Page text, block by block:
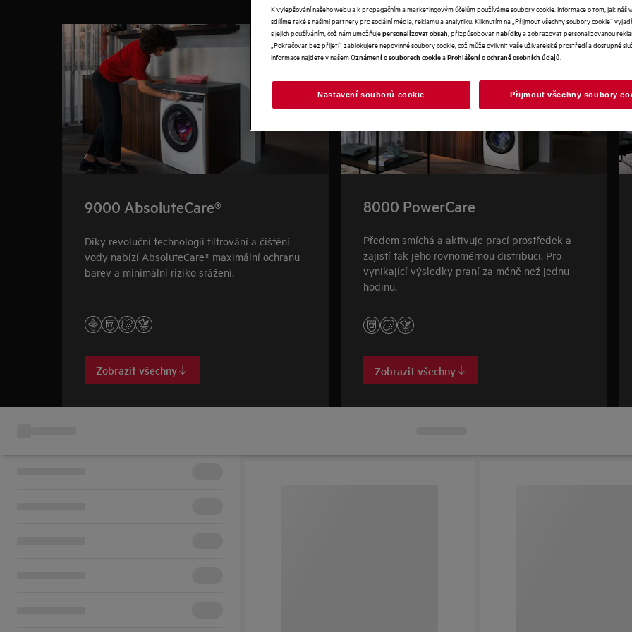
9000 AbsoluteCare®
Díky revoluční technologii filtrování a čištění
vody nabízí AbsoluteCare® maximální ochranu
barev a minimální riziko srážení.
Zobrazit všechny
8000 PowerCare
Předem smíchá a aktivuje prací prostředek a
zajistí tak jeho rovnoměrnou distribuci. Pro
vynikající výsledky praní za méně než jednu
hodinu.
Zobrazit všechny
K vylepšování našeho webu a k propagačním a marketingovým účelům používáme soubory cookie. Informace o tom, jak náš
sdílíme také s našimi partnery pro sociální média, reklamu a analytiku. Kliknutím na „Přijmout všechny soubory cookie“
s jejich používáním, což nám umožňujepersonalizovat obsah, přizpůsobovatnabídkya zobrazovat personalizovanou
„Pokračovat bez přijetí“ zablokujete nepovinné soubory cookie, což může ovlivnit vaše uživatelské prostředí a dostupné
informace najdete v našemOznámení o souborech cookieaProhlášení o ochraně osobních údajů.
Nastavení souborů cookie Přijmout všechny soubory